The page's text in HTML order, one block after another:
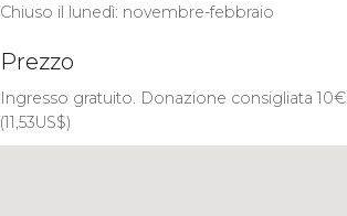
Chiuso il lunedì: novembre-febbraio
Prezzo
Ingresso gratuito. Donazione consigliata 10€
(11,53US$)